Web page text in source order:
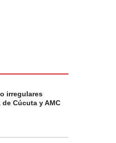
irregulares
Cúcuta y AMC